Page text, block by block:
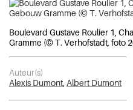
Boulevard Gustave Roulier 1,
Gramme (© T. Verhofstadt, foto
Auteur(s)
Alexis Dumont Albert Dumont